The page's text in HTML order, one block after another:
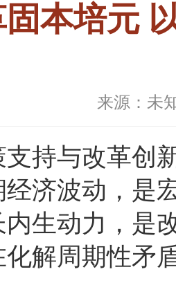
本培元
来源：未
支持与改革创
济波动，是
生动力，是
解周期性矛